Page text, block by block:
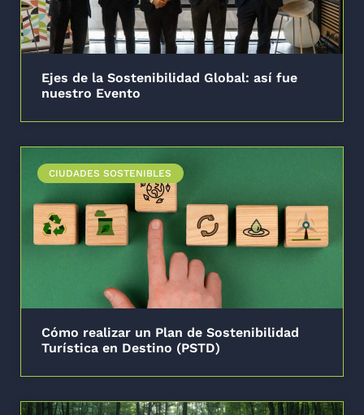
Ejes de la Sostenibilidad Global: así fue
nuestro Evento
CIUDADES SOSTENIBLES
Cómo realizar un Plan de Sostenibilidad
Turística en Destino (PSTD)